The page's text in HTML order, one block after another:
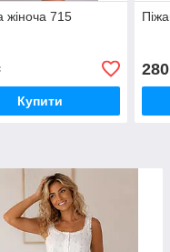
жіноча 715
Купити
280